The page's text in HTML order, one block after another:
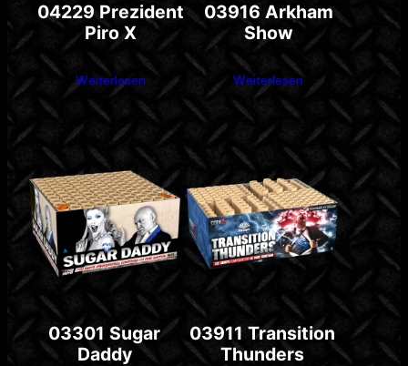
04229 Prezident
Piro X
Weiterlesen
03916 Arkham
Show
Weiterlesen
03301 Sugar
Daddy
03911 Transition
Thunders